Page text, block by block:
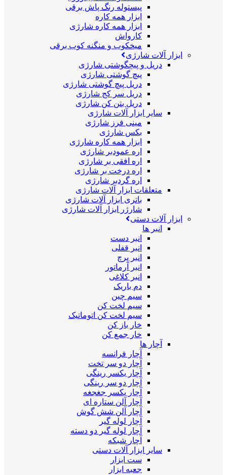
پیستوله رنگ پاش برقی
ابزار همه کاره
ابزار همه کاره شارژی
کارواش
میخکوب و منگنه کوب برقی
ابزار آلات شارژی
دریل و پیچگوشتی شارژی
پیچ گوشتی شارژی
دریل پیچ گوشتی شارژی
دریل سر کج شارژی
دریل بتن کن شارژی
سایر ابزار آلات شارژی
مینی فرز شارژی
بکس شارژی
ابزار همه کاره شارژی
اره عمودبر شارژی
اره افقی بر شارژی
اره درخت بر شارژی
اره گردبر شارژی
متعلقات ابزار آلات شارژی
باتری ابزار آلات شارژی
شارژر ابزار آلات شارژی
ابزار آلات دستی
انبر ها
انبر دست
انبر قفلی
انبر پرچ
انبر آرماتور
انبر کلاغی
دم باریک
سیم چین
سیم لخت کن
سیم لخت کن اتوماتیک
خار باز کن
خار جمع کن
آچار ها
آچار فرانسه
آچار دو سر تخت
آچار یکسر رینگی
آچار دو سر رینگی
آچار یکسر جغجغه
آچار آلن ستاره ای
آچار آلن شش گوش
آچار لوله گیر
آچار لوله گیر دو دسته
آچار شبکه
سایر ابزار آلات دستی
ست ابزار
جعبه ابزار